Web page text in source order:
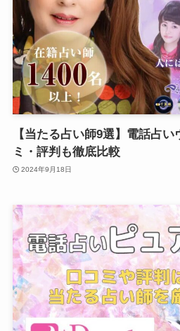
【当たる占い師9選】電話占
ミ・評判も徹底比較
2024年9月18日